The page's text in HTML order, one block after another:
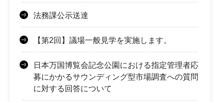
法務課公示送達
【第2回】議場一般見学を実施します。
日本万国博覧会記念公園における指定管理者応
募にかかるサウンディング型市場調査への質問
に対する回答について